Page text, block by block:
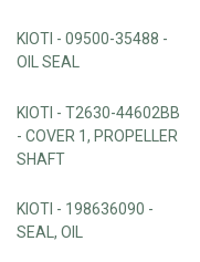
KIOTI - 09500-35488 -
OIL SEAL
KIOTI - T2630-44602BB
- COVER 1, PROPELLER
SHAFT
KIOTI - 198636090 -
SEAL, OIL